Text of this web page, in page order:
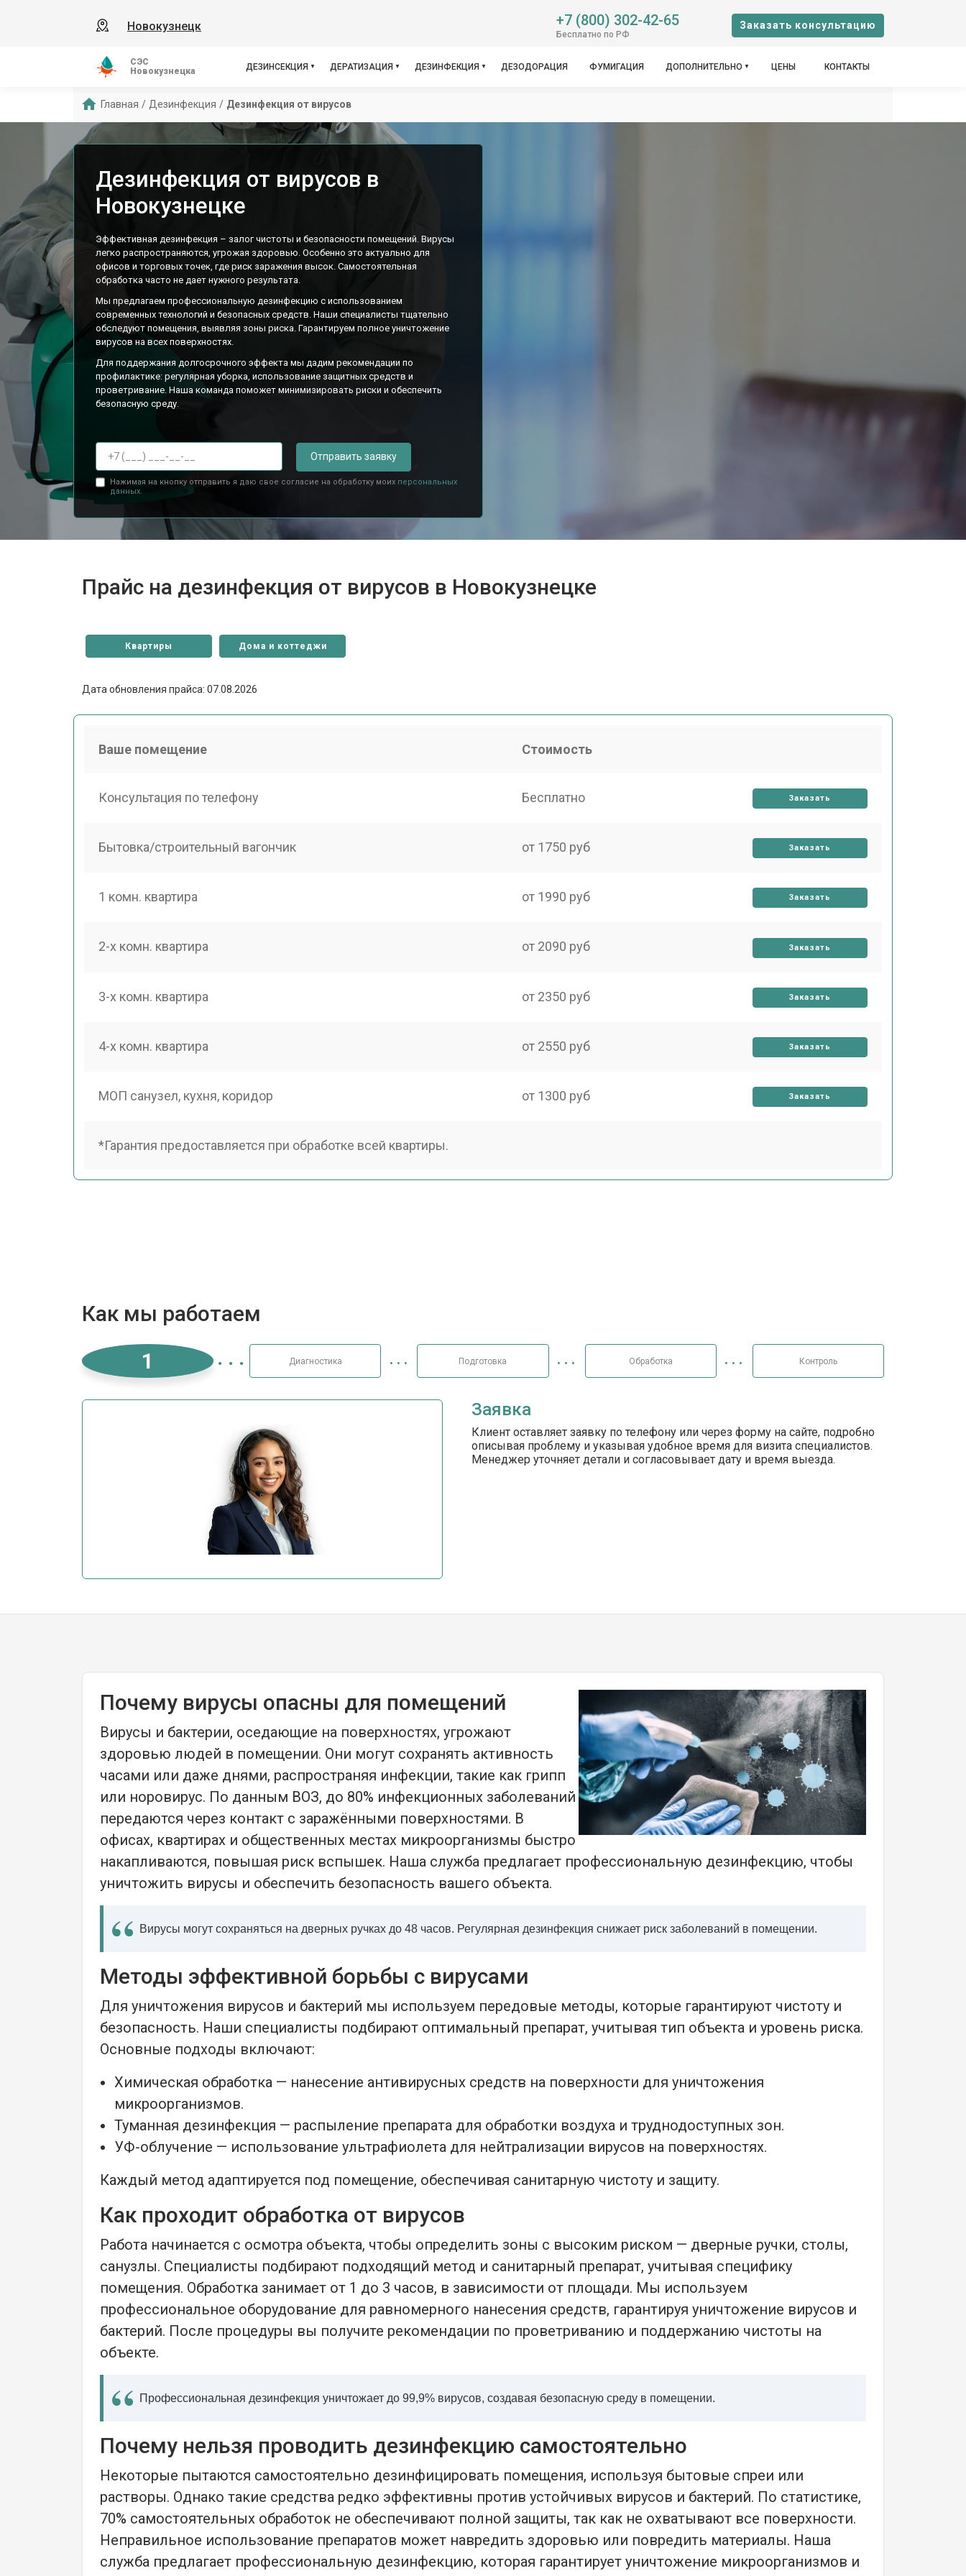
Новокузнецк +7 (800) 302-42-65
Бесплатно по РФ
Заказать консультацию
СЭС
Новокузнецка
ДЕЗИНСЕКЦИЯ ДЕРАТИЗАЦИЯ ДЕЗИНФЕКЦИЯ ДЕЗОДОРАЦИЯ ДОПОЛНИТЕЛЬНО
ФУМИГАЦИЯ ЦЕНЫ КОНТАКТЫ
Главная / Дезинфекция / Дезинфекция от вирусов
Дезинфекция от вирусов в
Новокузнецке
Эффективная дезинфекция – залог чистоты и безопасности помещений. Вирусы
легко распространяются, угрожая здоровью. Особенно это актуально для
офисов и торговых точек, где риск заражения высок. Самостоятельная
обработка часто не дает нужного результата.
Мы предлагаем профессиональную дезинфекцию с использованием
современных технологий и безопасных средств. Наши специалисты тщательно
обследуют помещения, выявляя зоны риска. Гарантируем полное уничтожение
вирусов на всех поверхностях.
Для поддержания долгосрочного эффекта мы дадим рекомендации по
профилактике: регулярная уборка, использование защитных средств и
проветривание. Наша команда поможет минимизировать риски и обеспечить
безопасную среду.
Отправить заявку
Нажимая на кнопку отправить я даю свое согласие на обработку моих персональных
данных.
Прайс на дезинфекция от вирусов в Новокузнецке
Квартиры Дома и коттеджи
Дата обновления прайса: 07.08.2026
Ваше помещение Стоимость
Консультация по телефону Бесплатно Заказать
Бытовка/строительный вагончик от 1750 руб Заказать
1 комн. квартира от 1990 руб Заказать
2-х комн. квартира от 2090 руб Заказать
3-х комн. квартира от 2350 руб Заказать
4-х комн. квартира от 2550 руб Заказать
МОП санузел, кухня, коридор от 1300 руб Заказать
*Гарантия предоставляется при обработке всей квартиры.
Как мы работаем
1
Диагностика Подготовка Обработка Контроль
Заявка
Клиент оставляет заявку по телефону или через форму на сайте, подробно
описывая проблему и указывая удобное время для визита специалистов.
Менеджер уточняет детали и согласовывает дату и время выезда.
Почему вирусы опасны для помещений
Вирусы и бактерии, оседающие на поверхностях, угрожают
здоровью людей в помещении. Они могут сохранять активность
часами или даже днями, распространяя инфекции, такие как грипп
или норовирус. По данным ВОЗ, до 80% инфекционных заболеваний
передаются через контакт с заражёнными поверхностями. В
офисах, квартирах и общественных местах микроорганизмы быстро
накапливаются, повышая риск вспышек. Наша служба предлагает профессиональную дезинфекцию, чтобы
уничтожить вирусы и обеспечить безопасность вашего объекта.
Вирусы могут сохраняться на дверных ручках до 48 часов. Регулярная дезинфекция снижает риск заболеваний в помещении.
Методы эффективной борьбы с вирусами
Для уничтожения вирусов и бактерий мы используем передовые методы, которые гарантируют чистоту и
безопасность. Наши специалисты подбирают оптимальный препарат, учитывая тип объекта и уровень риска.
Основные подходы включают:
Химическая обработка — нанесение антивирусных средств на поверхности для уничтожения
микроорганизмов.
Туманная дезинфекция — распыление препарата для обработки воздуха и труднодоступных зон.
УФ-облучение — использование ультрафиолета для нейтрализации вирусов на поверхностях.
Каждый метод адаптируется под помещение, обеспечивая санитарную чистоту и защиту.
Как проходит обработка от вирусов
Работа начинается с осмотра объекта, чтобы определить зоны с высоким риском — дверные ручки, столы,
санузлы. Специалисты подбирают подходящий метод и санитарный препарат, учитывая специфику
помещения. Обработка занимает от 1 до 3 часов, в зависимости от площади. Мы используем
профессиональное оборудование для равномерного нанесения средств, гарантируя уничтожение вирусов и
бактерий. После процедуры вы получите рекомендации по проветриванию и поддержанию чистоты на
объекте.
Профессиональная дезинфекция уничтожает до 99,9% вирусов, создавая безопасную среду в помещении.
Почему нельзя проводить дезинфекцию самостоятельно
Некоторые пытаются самостоятельно дезинфицировать помещения, используя бытовые спреи или
растворы. Однако такие средства редко эффективны против устойчивых вирусов и бактерий. По статистике,
70% самостоятельных обработок не обеспечивают полной защиты, так как не охватывают все поверхности.
Неправильное использование препаратов может навредить здоровью или повредить материалы. Наша
служба предлагает профессиональную дезинфекцию, которая гарантирует уничтожение микроорганизмов и